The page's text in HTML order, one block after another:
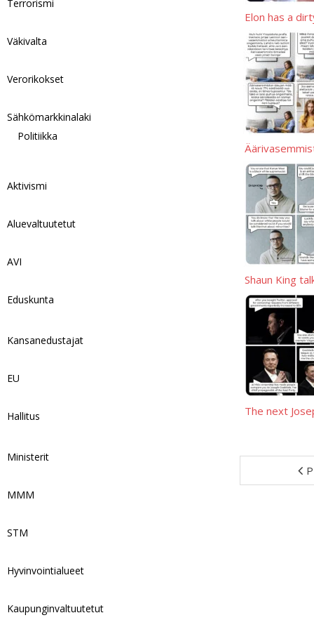
Elon has a
Shaun King
The next
Terrorismi
Väkivalta
Verorikokset
Sähkömarkkinalaki
Politiikka
Aktivismi
Aluevaltuutetut
AVI
Eduskunta
Kansanedustajat
EU
Hallitus
Ministerit
MMM
STM
Hyvinvointialueet
Kaupunginvaltuutetut